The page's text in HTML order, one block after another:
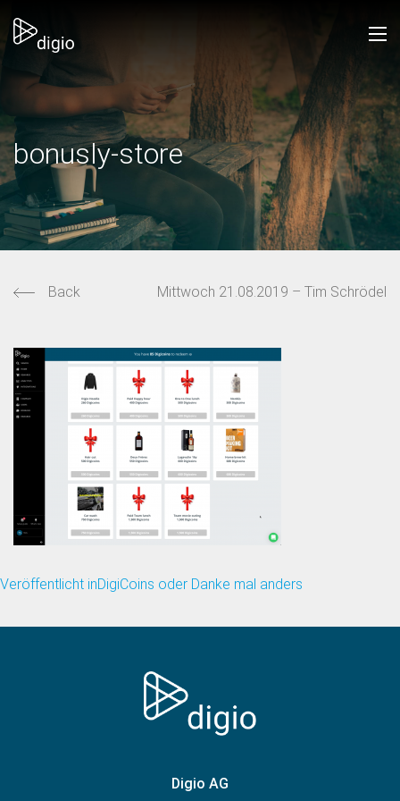
bonusly-store
Back Mittwoch 21.08.2019 – Tim Schrödel
Beitragsnavigation
Veröffentlicht inDigiCoins oder Danke mal anders
Digio AG